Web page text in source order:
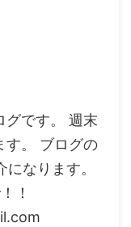
グです。 週末
す。 ブログの
なります。
！